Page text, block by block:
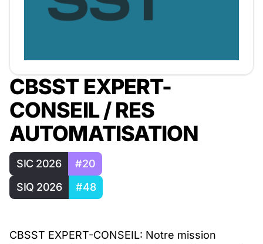
CBSST EXPERT-
CONSEIL / RES
AUTOMATISATION
SIC 2026
#20
SIQ 2026
#48
CBSST EXPERT-CONSEIL: Notre mission